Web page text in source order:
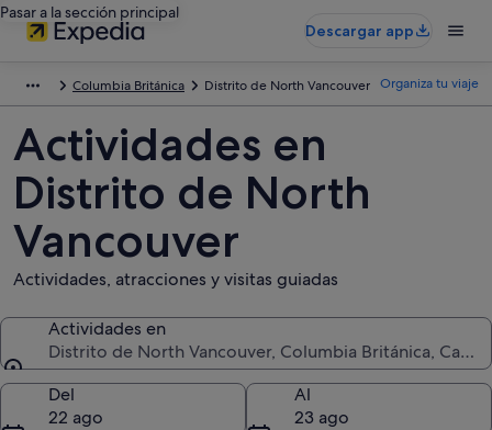
Pasar a la sección principal
Descargar app
Columbia Británica Distrito de North Vancouver Organiza tu viaje
Actividades en
Distrito de North
Vancouver
Actividades, atracciones y visitas guiadas
Actividades en
Distrito de North Vancouver, Columbia Británica,
Actividades en
Del
22 ago
Al
23 ago